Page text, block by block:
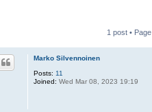
1 post • Page
Marko Silvennoinen
Posts: 11
Joined: Wed Mar 08, 2023 19:19